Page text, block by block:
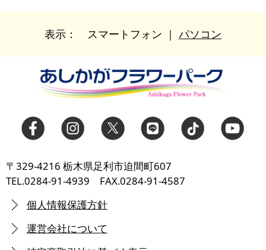
表示： スマートフォン ｜ パソコン
〒329-4216 栃木県足利市迫間町607
TEL.0284-91-4939 FAX.0284-91-4587
個人情報保護方針
運営会社について